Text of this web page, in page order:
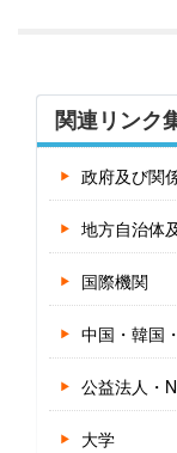
関連リンク
政府及び関
地方自治体
国際機関
中国・韓国
公益法人・
大学